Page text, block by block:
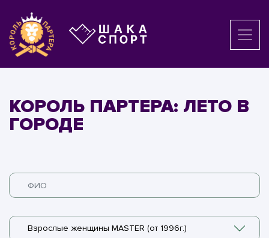
КОРОЛЬ ПАРТЕРА: ЛЕТО В
ГОРОДЕ
Взрослые женщины MASTER (от 1996г.)